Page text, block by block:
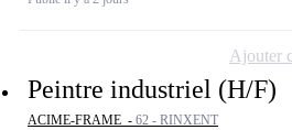
Peintre industriel (H/F)
ACIME-FRAME - 62 - RINXENT
Ajouter